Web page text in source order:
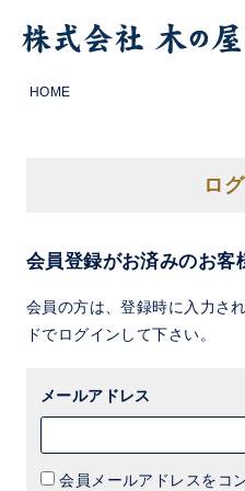
HOME
ロ
会員登録がお済みのお客
会員の方は、登録時に入力さ
ドでログインして下さい。
メールアドレス
会員メールアドレスをコ